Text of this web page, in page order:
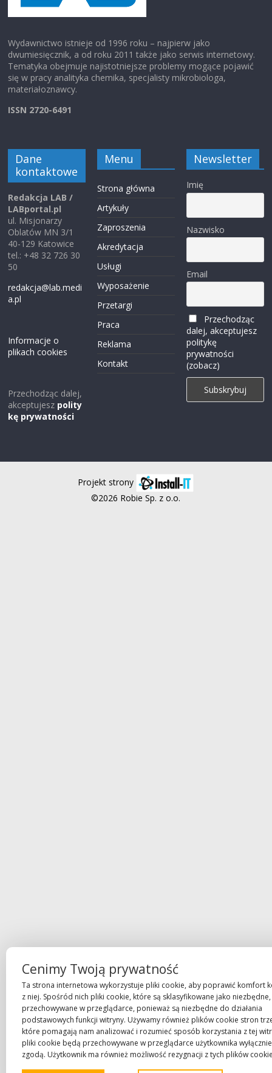
Wydawnictwo istnieje od 1996 roku – najpierw jako
dwumiesięcznik, a od roku 2011 także jako serwis internetowy.
Tematyka obejmuje najistotniejsze problemy mogące pojawić
się w pracy analityka chemika, specjalisty mikrobiologa,
materiałoznawcy.
ISSN 2720-6491
Dane
kontaktowe
Redakcja LAB /
LABportal.pl
ul. Misjonarzy
Oblatów MN 3/1
40-129 Katowice
tel.: +48 32 726 30
50
redakcja@lab.medi
a.pl
Informacje o
plikach cookies
Przechodząc dalej,
akceptujesz polity
kę prywatności
Menu
Strona główna
Artykuły
Zaproszenia
Akredytacja
Usługi
Wyposażenie
Przetargi
Praca
Reklama
Kontakt
Newsletter
Imię
Nazwisko
Email
Przechodząc
dalej, akceptujesz
politykę
prywatności
(zobacz)
Projekt strony
©2026 Robie Sp. z o.o.
Cenimy Twoją prywatność
Ta strona internetowa wykorzystuje pliki cookie, aby poprawić komfort
z niej. Spośród nich pliki cookie, które są sklasyfikowane jako niezbędne,
przechowywane w przeglądarce, ponieważ są niezbędne do działania
podstawowych funkcji witryny. Używamy również plików cookie stron
które pomagają nam analizować i rozumieć sposób korzystania z tej
pliki cookie będą przechowywane w przeglądarce użytkownika
zgodą. Użytkownik ma również możliwość rezygnacji z tych plików